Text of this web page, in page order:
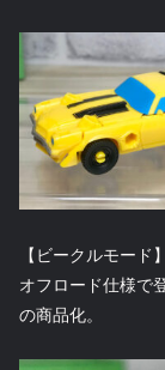
【ビークルモー
オフロード仕様で
の商品化。